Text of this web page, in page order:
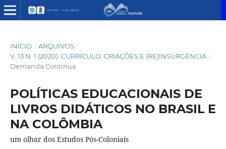
INÍCIO / ARQUIVOS /
V. 13 N. 1 (2020): CURRÍCULO: CRIAÇÕES E (RE)INSURGÊNCIA /
Demanda Contínua
POLÍTICAS EDUCACIONAIS DE
LIVROS DIDÁTICOS NO BRASIL E
NA COLÔMBIA
um olhar dos Estudos Pós-Coloniais